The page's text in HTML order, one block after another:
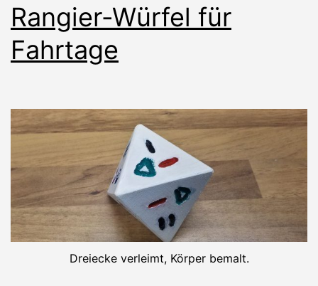
Rangier-Würfel für
Fahrtage
Dreiecke verleimt, Körper bemalt.